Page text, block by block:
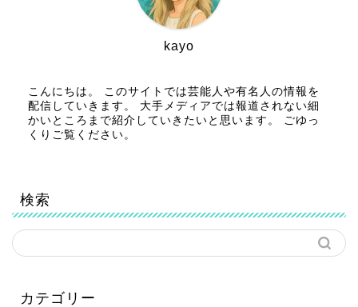
kayo
こんにちは。 このサイトでは芸能人や有名人の情報を
配信していきます。 大手メディアでは報道されない細
かいところまで紹介していきたいと思います。 ごゆっ
くりご覧ください。
検索
カテゴリー